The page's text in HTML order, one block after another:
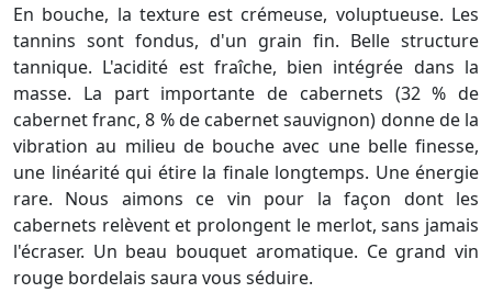
En bouche, la texture est crémeuse, voluptueuse. Les
tannins sont fondus, d'un grain fin. Belle structure
tannique. L'acidité est fraîche, bien intégrée dans la
masse. La part importante de cabernets (32 % de
cabernet franc, 8 % de cabernet sauvignon) donne de la
vibration au milieu de bouche avec une belle finesse,
une linéarité qui étire la finale longtemps. Une énergie
rare. Nous aimons ce vin pour la façon dont les
cabernets relèvent et prolongent le merlot, sans jamais
l'écraser. Un beau bouquet aromatique. Ce grand vin
rouge bordelais saura vous séduire.